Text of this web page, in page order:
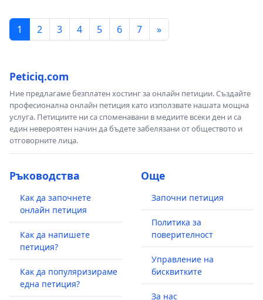
1 2 3 4 5 6 7 »
Peticiq.com
Ние предлагаме безплатен хостинг за онлайн петиции. Създайте
професионална онлайн петиция като използвате нашата мощна
услуга. Петициите ни са споменавани в медиите всеки ден и са
един невероятен начин да бъдете забелязани от обществото и
отговорните лица.
Ръководства
Как да започнете
онлайн петиция
Как да напишете
петиция?
Как да популяризираме
една петиция?
Още
Започни петиция
Политика за
поверителност
Управление на
бисквитките
За нас